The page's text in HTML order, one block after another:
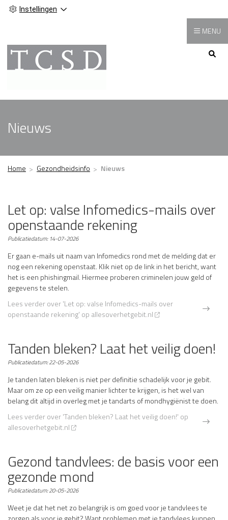
Instellingen
Hoofdmenu
MENU
Nieuws
Home Gezondheidsinfo Nieuws
Let op: valse Infomedics-mails over
openstaande rekening
Publicatiedatum: 14-07-2026
Er gaan e-mails uit naam van Infomedics rond met de melding dat er
nog een rekening openstaat. Klik niet op de link in het bericht, want
het is een phishingmail. Hiermee proberen criminelen jouw geld of
gegevens te stelen.
Lees verderover 'Let op: valse Infomedics-mails over
openstaande rekening' op allesoverhetgebit.nl
Tanden bleken? Laat het veilig doen!
Publicatiedatum:22-05-2026
Je tanden laten bleken is niet per definitie schadelijk voor je gebit.
Maar om ze op een veilig manier lichter te krijgen, is het wel van
belang dit altijd in overleg met je tandarts of mondhygiënist te doen.
Lees verderover 'Tanden bleken? Laat het veilig doen!' op
allesoverhetgebit.nl
Gezond tandvlees: de basis voor een
gezonde mond
Publicatiedatum:20-05-2026
Weet je dat het net zo belangrijk is om goed voor je tandvlees te